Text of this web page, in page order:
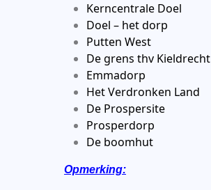
Kerncentrale Doel
Doel – het dorp
Putten West
De grens thv Kieldrecht
Emmadorp
Het Verdronken Land
De Prospersite
Prosperdorp
De boomhut
Opmerking: